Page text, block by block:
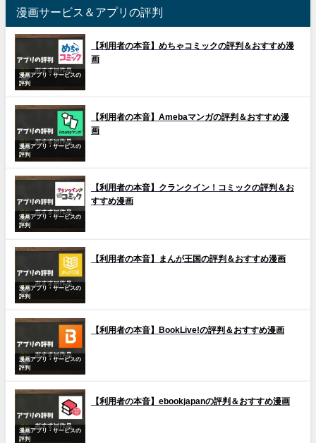
漫画サービス＆アプリの評判
漫画アプリ・サービスの
評判
【利用者の本音】めちゃコミックの評判＆おすすめ漫
画
漫画アプリ・サービスの
評判
【利用者の本音】Amebaマンガの評判＆おすすめ漫
画
漫画アプリ・サービスの
評判
【利用者の本音】クランクイン！コミックの評判＆お
すすめ漫画
漫画アプリ・サービスの
評判
【利用者の本音】まんが王国の評判＆おすすめ漫画
漫画アプリ・サービスの
評判
【利用者の本音】BookLive!の評判＆おすすめ漫画
漫画アプリ・サービスの
評判
【利用者の本音】ebookjapanの評判＆おすすめ漫画